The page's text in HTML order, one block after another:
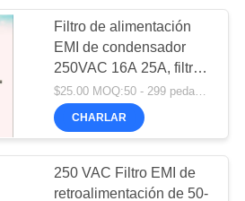
de aire de
miel
Filtro de alimentación
EMI de condensador
250VAC 16A 25A, filtro
antiinterferencias, sala
de blindaje RF y cámara
anecoica EMC
$25.00 MOQ:50 - 299 pedazos
CHARLAR
250 VAC Filtro EMI de
retroalimentación de 50-